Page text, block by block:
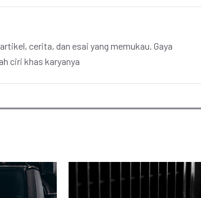
cerita, dan esai yang memukau. Gaya
ciri khas karyanya